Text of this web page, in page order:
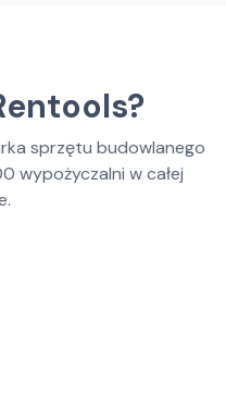
sprzętu budowlanego
wypożyczalni w całej